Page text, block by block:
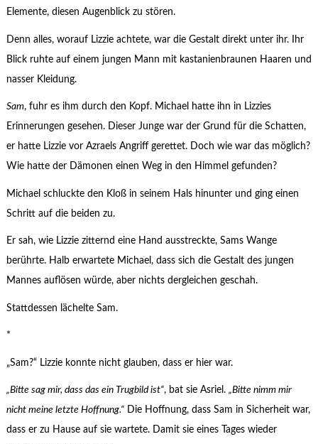
Elemente, diesen Augenblick zu stören.
Denn alles, worauf Lizzie achtete, war die Gestalt direkt unter ihr. Ihr
Blick ruhte auf einem jungen Mann mit kastanienbraunen Haaren und
nasser Kleidung.
Sam, fuhr es ihm durch den Kopf. Michael hatte ihn in Lizzies
Erinnerungen gesehen. Dieser Junge war der Grund für die Schatten,
er hatte Lizzie vor Azraels Angriff gerettet. Doch wie war das möglich?
Wie hatte der Dämonen einen Weg in den Himmel gefunden?
Michael schluckte den Kloß in seinem Hals hinunter und ging einen
Schritt auf die beiden zu.
Er sah, wie Lizzie zitternd eine Hand ausstreckte, Sams Wange
berührte. Halb erwartete Michael, dass sich die Gestalt des jungen
Mannes auflösen würde, aber nichts dergleichen geschah.
Stattdessen lächelte Sam.
*
„Sam?“ Lizzie konnte nicht glauben, dass er hier war.
„Bitte sag mir, dass das ein Trugbild ist“, bat sie Asriel. „Bitte nimm mir
nicht meine letzte Hoffnung.“Die Hoffnung, dass Sam in Sicherheit war,
dass er zu Hause auf sie wartete. Damit sie eines Tages wieder